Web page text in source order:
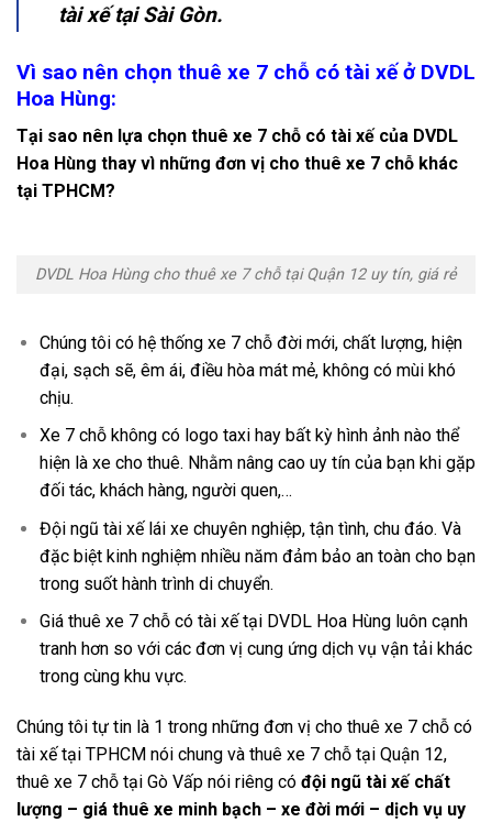
tài xế tại Sài Gòn.
Vì sao nên chọn thuê xe 7 chỗ có tài xế ở DVDL
Hoa Hùng:
Tại sao nên lựa chọn thuê xe 7 chỗ có tài xế của DVDL
Hoa Hùng thay vì những đơn vị cho thuê xe 7 chỗ khác
tại TPHCM?
DVDL Hoa Hùng cho thuê xe 7 chỗ tại Quận 12 uy tín, giá rẻ
Chúng tôi có hệ thống xe 7 chỗ đời mới, chất lượng, hiện
đại, sạch sẽ, êm ái, điều hòa mát mẻ, không có mùi khó
chịu.
Xe 7 chỗ không có logo taxi hay bất kỳ hình ảnh nào thể
hiện là xe cho thuê. Nhằm nâng cao uy tín của bạn khi gặp
đối tác, khách hàng, người quen,…
Đội ngũ tài xế lái xe chuyên nghiệp, tận tình, chu đáo. Và
đặc biệt kinh nghiệm nhiều năm đảm bảo an toàn cho bạn
trong suốt hành trình di chuyển.
Giá thuê xe 7 chỗ có tài xế tại DVDL Hoa Hùng luôn cạnh
tranh hơn so với các đơn vị cung ứng dịch vụ vận tải khác
trong cùng khu vực.
Chúng tôi tự tin là 1 trong những đơn vị cho thuê xe 7 chỗ có
tài xế tại TPHCM nói chung và thuê xe 7 chỗ tại Quận 12,
thuê xe 7 chỗ tại Gò Vấp nói riêng có đội ngũ tài xế chất
lượng – giá thuê xe minh bạch – xe đời mới – dịch vụ uy